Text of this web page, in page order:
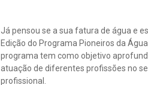
Já pensou se a sua fatura de água e
Edição do Programa Pioneiros da
programa tem como objetivo
atuação de diferentes profissões no
profissional.